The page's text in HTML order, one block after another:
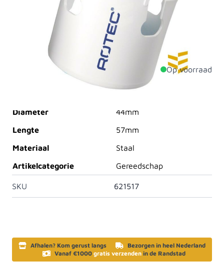
(tot hardheid 4) en kunststof werkt. Met name
installateurs in de keukenbranche zijn enthousiast over
dit product. De MultiPurpose gatzaag wordt niet voor
niets de 'allround' gatzaag genoemd.
Op voorraad
Diameter
44mm
Lengte
57mm
Materiaal
Staal
Artikelcategorie
Gereedschap
SKU 621517
Afhalen? Kom gerust langs
Bezorgen in heel Nederland
Vanaf €1000 gratis verzenden in de Randstad